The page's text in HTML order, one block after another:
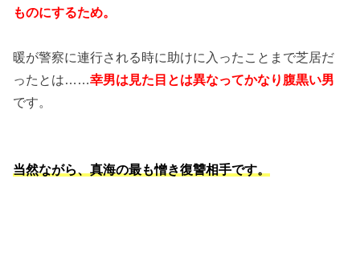
ものにするため。
暖が警察に連行される時に助けに入ったことまで芝居だ
ったとは……幸男は見た目とは異なってかなり腹黒い男
です。
当然ながら、真海の最も憎き復讐相手です。